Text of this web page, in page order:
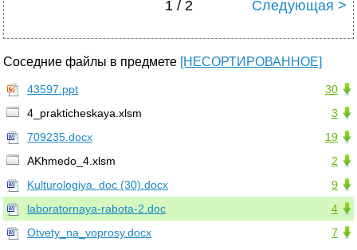
1 / 2 Следующая >
Соседние файлы в предмете [НЕСОРТИРОВАННОЕ]
30
43597.ppt
3
4_prakticheskaya.xlsm
19
709235.docx
2
AKhmedo_4.xlsm
9
Kulturologiya. doc (30).docx
4
laboratornaya-rabota-2.doc
7
Otvety_na_voprosy.docx